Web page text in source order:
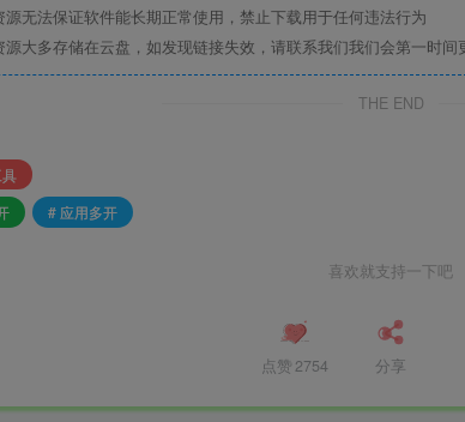
源无法保证软件能长期正常使用，禁止下载用于任何违法行为
源大多存储在云盘，如发现链接失效，请联系我们我们会第一时间
THE END
# 应用多开
喜欢就支持一下吧
点赞 2754 分享